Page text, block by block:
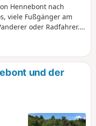
Hennebont nach
viele Fußgänger am
oder Radfahrer.
Flusses, dieser
auch eine
hinweg (und
und da finden
nehmen Sie alles
und die Natur.
und der